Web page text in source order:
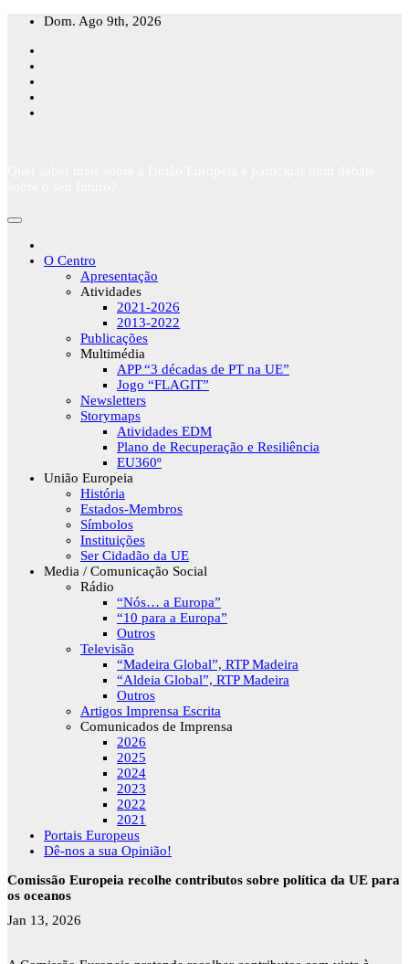
Skip
content
Dom. Ago 9th, 2026
O Centro
Apresentação
Atividades
2021-2026
2013-2022
Publicações
Multimédia
APP “3 décadas de PT na UE”
Jogo “FLAGIT”
Newsletters
Storymaps
Atividades EDM
Plano de Recuperação e Resiliência
EU360º
União Europeia
História
Estados-Membros
Símbolos
Instituições
Ser Cidadão da UE
Media / Comunicação Social
Rádio
“Nós… a Europa”
“10 para a Europa”
Outros
Televisão
“Madeira Global”, RTP Madeira
“Aldeia Global”, RTP Madeira
Outros
Artigos Imprensa Escrita
Comunicados de Imprensa
2026
2025
2024
2023
2022
2021
Portais Europeus
Dê-nos a sua Opinião!
Comissão Europeia recolhe contributos sobre política da UE para
os oceanos
Jan 13, 2026